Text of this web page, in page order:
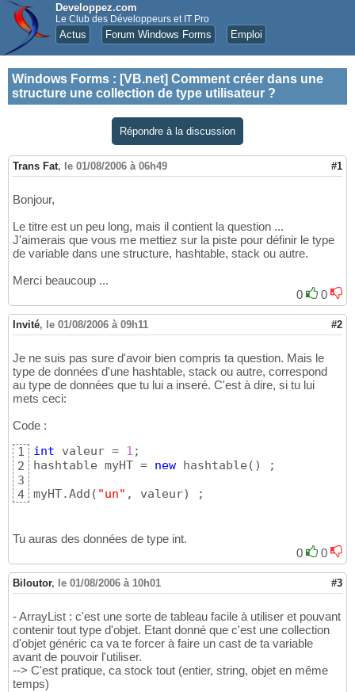
Developpez.com
Le Club des Développeurs et IT Pro
Actus Forum Windows Forms Emploi
Windows Forms : [VB.net] Comment créer dans une
structure une collection de type utilisateur ?
Répondre à la discussion
Trans Fat, le 01/08/2006 à 06h49 #1
Bonjour,
Le titre est un peu long, mais il contient la question ...
J'aimerais que vous me mettiez sur la piste pour définir le type
de variable dans une structure, hashtable, stack ou autre.
Merci beaucoup ...
0
0
Invité, le 01/08/2006 à 09h11 #2
Je ne suis pas sure d'avoir bien compris ta question. Mais le
type de données d'une hashtable, stack ou autre, correspond
au type de données que tu lui a inseré. C'est à dire, si tu lui
mets ceci:
Code :
1
2
3
4
int valeur = 1 ;
hashtable myHT = new hashtable ( )
;
myHT.Add ( "un" , valeur) ;
Tu auras des données de type int.
0
0
Biloutor, le 01/08/2006 à 10h01 #3
- ArrayList : c'est une sorte de tableau facile à utiliser et pouvant
contenir tout type d'objet. Etant donné que c'est une collection
d'objet généric ca va te forcer à faire un cast de ta variable
avant de pouvoir l'utiliser.
--> C'est pratique, ca stock tout (entier, string, objet en même
temps)